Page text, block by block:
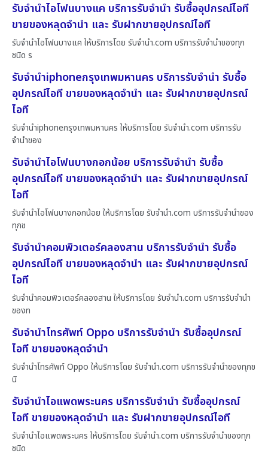
รับจำนำไอโฟนบางแค บริการรับจำนำ รับซื้ออุปกรณ์ไอที
ขายของหลุดจำนำ และ รับฝากขายอุปกรณ์ไอที
รับจำนำไอโฟนบางแค ให้บริการโดย รับจํานํา.com บริการรับจำนำของทุก
ชนิด ร
รับจำนำiphoneกรุงเทพมหานคร บริการรับจำนำ รับซื้อ
อุปกรณ์ไอที ขายของหลุดจำนำ และ รับฝากขายอุปกรณ์
ไอที
รับจำนำiphoneกรุงเทพมหานคร ให้บริการโดย รับจํานํา.com บริการรับ
จำนำของ
รับจำนำไอโฟนบางกอกน้อย บริการรับจำนำ รับซื้อ
อุปกรณ์ไอที ขายของหลุดจำนำ และ รับฝากขายอุปกรณ์
ไอที
รับจำนำไอโฟนบางกอกน้อย ให้บริการโดย รับจํานํา.com บริการรับจำนำของ
ทุกช
รับจำนำคอมพิวเตอร์คลองสาน บริการรับจำนำ รับซื้อ
อุปกรณ์ไอที ขายของหลุดจำนำ และ รับฝากขายอุปกรณ์
ไอที
รับจำนำคอมพิวเตอร์คลองสาน ให้บริการโดย รับจํานํา.com บริการรับจำนำ
ของท
รับจำนำโทรศัพท์ Oppo บริการรับจำนำ รับซื้ออุปกรณ์
ไอที ขายของหลุดจำนำ
รับจำนำโทรศัพท์ Oppo ให้บริการโดย รับจํานํา.com บริการรับจำนำของทุกช
นิ
รับจำนำไอแพดพระนคร บริการรับจำนำ รับซื้ออุปกรณ์
ไอที ขายของหลุดจำนำ และ รับฝากขายอุปกรณ์ไอที
รับจำนำไอแพดพระนคร ให้บริการโดย รับจํานํา.com บริการรับจำนำของทุก
ชนิด